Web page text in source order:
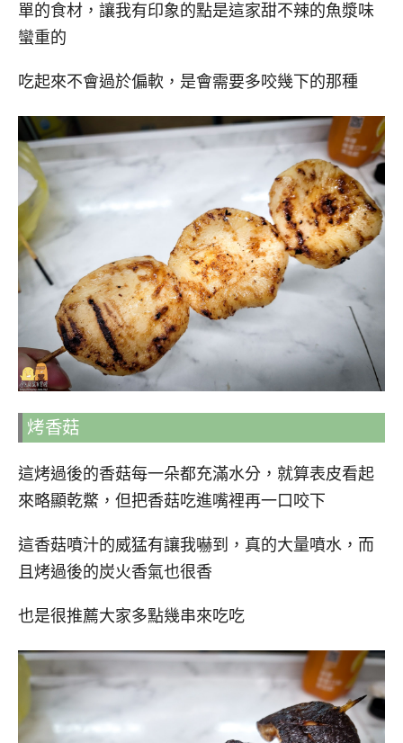
單的食材，讓我有印象的點是這家甜不辣的魚漿味
蠻重的
吃起來不會過於偏軟，是會需要多咬幾下的那種
烤香菇
這烤過後的香菇每一朵都充滿水分，就算表皮看起
來略顯乾鱉，但把香菇吃進嘴裡再一口咬下
這香菇噴汁的威猛有讓我嚇到，真的大量噴水，而
且烤過後的炭火香氣也很香
也是很推薦大家多點幾串來吃吃